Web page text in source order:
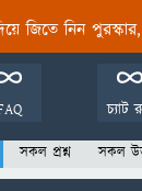
জিতে নিন পুরস্কার,
চ্যাট
সকল প্রশ্ন সকল